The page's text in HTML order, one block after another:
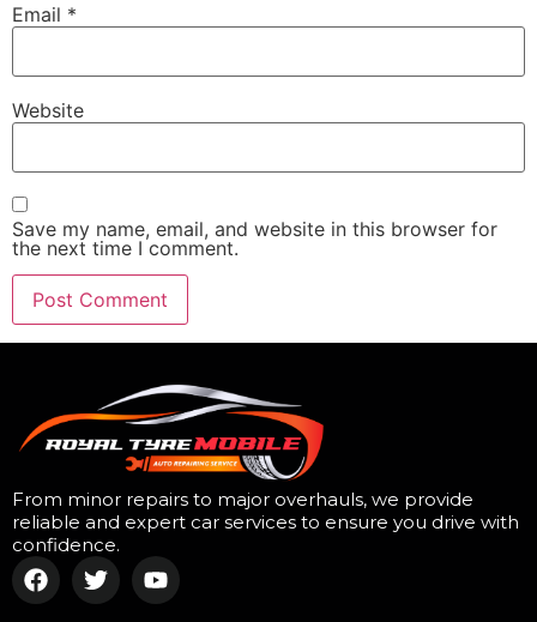
Email *
Website
Save my name, email, and website in this browser for
the next time I comment.
From minor repairs to major overhauls, we provide
reliable and expert car services to ensure you drive with
confidence.